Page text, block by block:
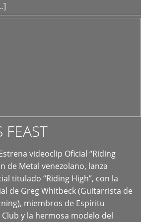
FEAST
videoclip Oficial “Riding
de Metal venezolano, lanza
titulado “Riding High”, con la
de Greg Whitbeck (Guitarrista de
miembros de Espíritu
y la hermosa modelo del